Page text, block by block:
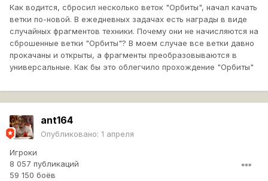
Как водится, сбросил несколько веток "Орбиты", начал качать
ветки по-новой. В ежедневных задачах есть награды в виде
случайных фрагментов техники. Почему они не начисляются на
сброшенные ветки "Орбиты"? В моем случае все ветки давно
прокачаны и открыты, а фрагменты преобразовываются в
универсальные. Как бы это облегчило прохождение "Орбиты"
ant164
Опубликовано: 1 апреля
Игроки
8 057 публикаций
59 150 боёв